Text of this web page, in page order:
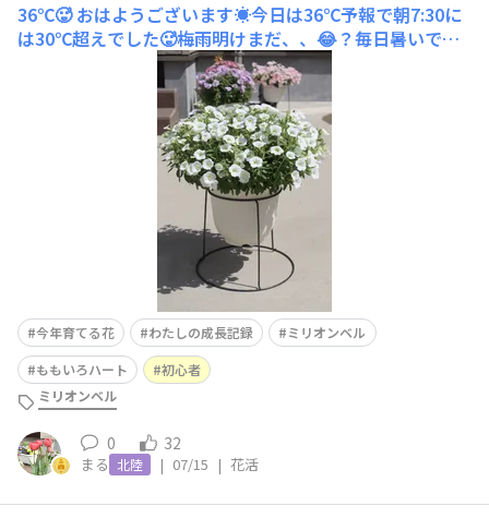
36℃🥵 おはようございます☀️今日は36℃予報で朝7:30に
は30℃超えでした🥵梅雨明けまだ、、😂？毎日暑いです
がミリオンベル2鉢とっても元気です🙌ももいろハートは
自由に咲かせているので少し乱れてきました🫢様子見て夕
方日陰に入ったらもう一度お水あげようかな🚿
今年育てる花 わたしの成長記録
ミリオンベル
ももいろハート
初心者
ミリオンベル
0 32
まる 北陸 | 07/15 | 花活